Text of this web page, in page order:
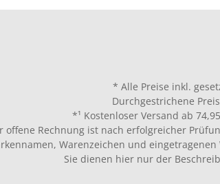
* Alle Preise inkl.
Durchgestrichene
*¹ Kostenloser Versand ab
offene Rechnung ist nach erfolgreicher
Warenzeichen und
Sie dienen hier nur der